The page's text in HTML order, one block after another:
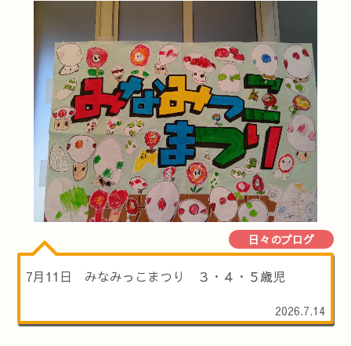
日々のブログ
7月11日 みなみっこまつり ３・４・５歳児
2026.7.14